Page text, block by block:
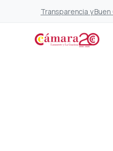
Transparencia y